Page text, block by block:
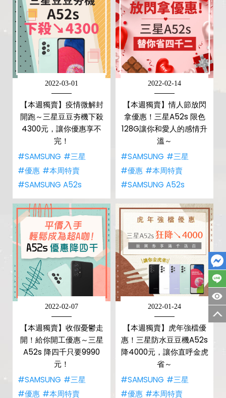
2022-03-01
【本週獨賣】疫情微解封
開跑～三星豆豆夯機下殺
4300元，讓你優惠享不
完！
#SAMSUNG #三星
#優惠 #本周特賣
#SAMSUNG A52s
2022-02-14
【本週獨賣】情人節放閃
拿優惠！三星A52s 限色
128G讓你和愛人的感情升
溫～
#SAMSUNG #三星
#優惠 #本周特賣
#SAMSUNG A52s
2022-02-07
【本週獨賣】收假憂鬱走
開！給你開工優惠～三星
A52s 降四千只要9990
元！
#SAMSUNG #三星
#優惠 #本周特賣
2022-01-24
【本週獨賣】虎年強檔優
惠！三星防水豆豆機A52s
降4000元，讓你直呼金虎
省～
#SAMSUNG #三星
#優惠 #本周特賣